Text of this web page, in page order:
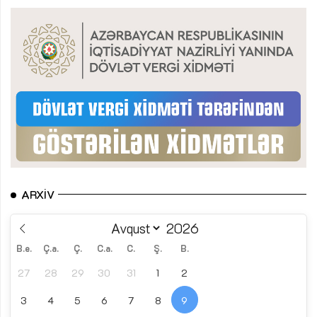
ARXIV
B.e. Ç.a. Ç. C.a. C. Ş. B.
27 28 29 30 31 1 2
3 4 5 6 7 8 9